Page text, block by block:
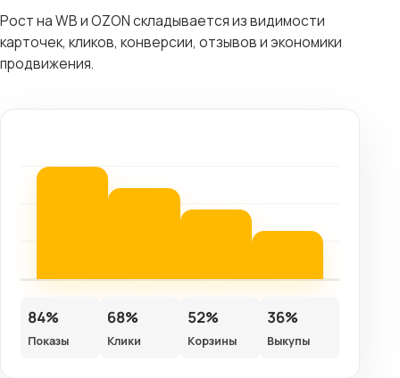
Рост на WB и OZON складывается из видимости
карточек, кликов, конверсии, отзывов и экономики
продвижения.
84%
Показы
68%
Клики
52%
Корзины
36%
Выкупы